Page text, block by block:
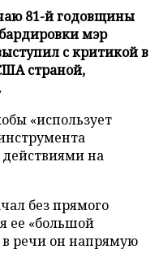
81-й годовщины
мэр
с критикой в
страной,
«использует
действиями на
без прямого
ее «большой
речи он напрямую